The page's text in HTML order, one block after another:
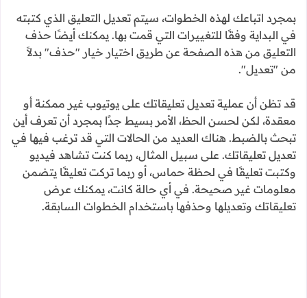
بمجرد اتباعك لهذه الخطوات، سيتم تعديل التعليق الذي كتبته
في البداية وفقًا للتغييرات التي قمت بها. يمكنك أيضًا حذف
التعليق من هذه الصفحة عن طريق اختيار خيار "حذف" بدلاً
من "تعديل".
قد تظن أن عملية تعديل تعليقاتك على يوتيوب غير ممكنة أو
معقدة، لكن لحسن الحظ، الأمر بسيط جدًا بمجرد أن تعرف أين
تبحث بالضبط. هناك العديد من الحالات التي قد ترغب فيها في
تعديل تعليقاتك. على سبيل المثال، ربما كنت تشاهد فيديو
وكتبت تعليقًا في لحظة حماس، أو ربما تركت تعليقًا يتضمن
معلومات غير صحيحة. في أي حالة كانت، يمكنك عرض
تعليقاتك وتعديلها وحذفها باستخدام الخطوات السابقة.